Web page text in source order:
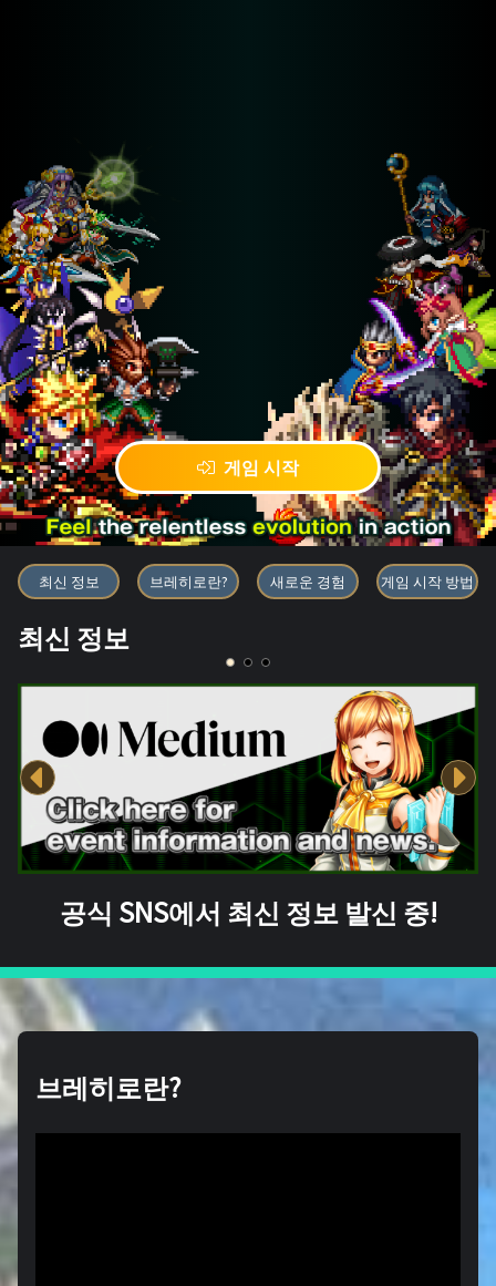
게임 시작
블록체인 게임 「BRAVE
최신 정보 브레히로란? 새로운 경험 게임 시작 방법
최신 정보
공식 SNS에서 최신 정보 발신 중!
브레히로란?